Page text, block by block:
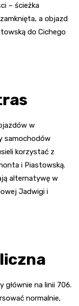
– ścieżka
a objazd
do Cichego
w
samochodów
korzystać z
i Piastowską.
alternatywę w
Jadwigi i
głównie na linii 706.
normalnie,